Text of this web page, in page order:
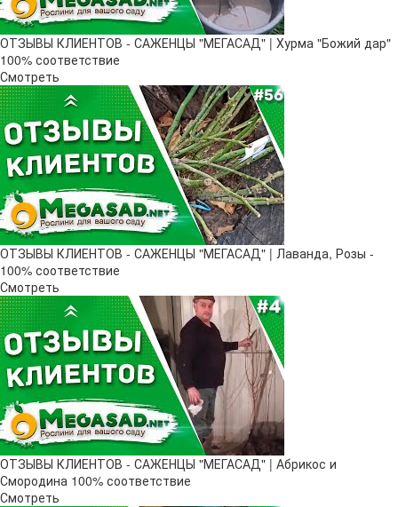
ОТЗЫВЫ КЛИЕНТОВ - САЖЕНЦЫ "МЕГАСАД" | Хурма "Божий дар" ​
100% соответствие
Смотреть
ОТЗЫВЫ КЛИЕНТОВ - САЖЕНЦЫ "МЕГАСАД" | Лаванда, Розы -
100% соответствие
Смотреть
ОТЗЫВЫ КЛИЕНТОВ - САЖЕНЦЫ "МЕГАСАД" | Абрикос и
Смородина 100% соответствие
Смотреть